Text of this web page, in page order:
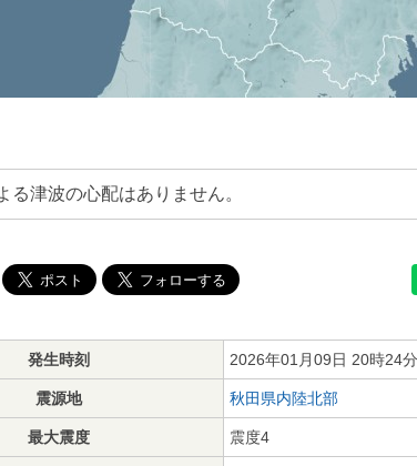
る津波の心配はありません。
発生時刻 2026年01月09日 20時24
震源地 秋田県内陸北部
最大震度 震度4